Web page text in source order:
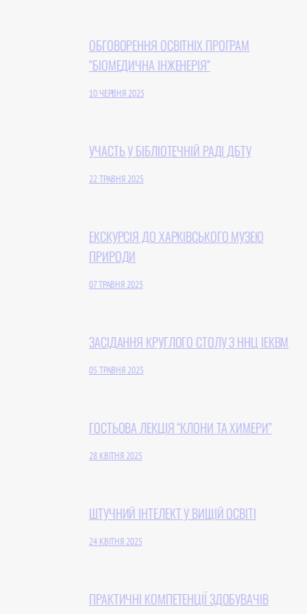
ОБГОВОРЕННЯ ОСВІТНІХ ПРОГРАМ
“БІОМЕДИЧНА ІНЖЕНЕРІЯ”
10 ЧЕРВНЯ 2025
УЧАСТЬ У БІБЛІОТЕЧНІЙ РАДІ ДБТУ
22 ТРАВНЯ 2025
ЕКСКУРСІЯ ДО ХАРКІВСЬКОГО МУЗЕЮ
ПРИРОДИ
07 ТРАВНЯ 2025
ЗАСІДАННЯ КРУГЛОГО СТОЛУ З ННЦ ІЕКВМ
05 ТРАВНЯ 2025
ГОСТЬОВА ЛЕКЦІЯ “КЛОНИ ТА ХИМЕРИ”
28 КВІТНЯ 2025
ШТУЧНИЙ ІНТЕЛЕКТ У ВИЩІЙ ОСВІТІ
24 КВІТНЯ 2025
ПРАКТИЧНІ КОМПЕТЕНЦІЇ ЗДОБУВАЧІВ